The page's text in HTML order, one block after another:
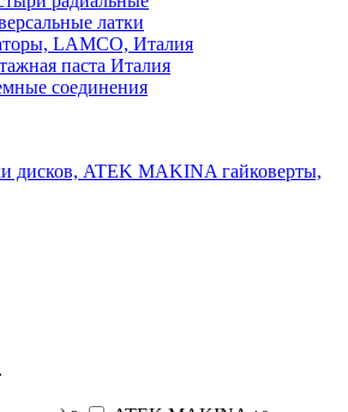
латки
LAMCO, Италия
паста Италия
соединения
дисков, ATEK MAKINA гайковерты,